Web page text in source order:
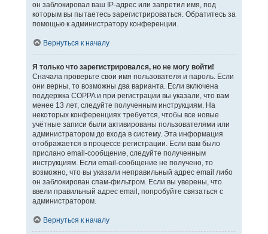
он заблокировал ваш IP-адрес или запретил имя, под
которым вы пытаетесь зарегистрироваться. Обратитесь за
помощью к администратору конференции.
Вернуться к началу
Я только что зарегистрировался, но не могу войти!
Сначала проверьте свои имя пользователя и пароль. Если
они верны, то возможны два варианта. Если включена
поддержка COPPA и при регистрации вы указали, что вам
менее 13 лет, следуйте полученным инструкциям. На
некоторых конференциях требуется, чтобы все новые
учётные записи были активированы пользователями или
администратором до входа в систему. Эта информация
отображается в процессе регистрации. Если вам было
прислано email-сообщение, следуйте полученным
инструкциям. Если email-сообщение не получено, то
возможно, что вы указали неправильный адрес email либо
он заблокирован спам-фильтром. Если вы уверены, что
ввели правильный адрес email, попробуйте связаться с
администратором.
Вернуться к началу